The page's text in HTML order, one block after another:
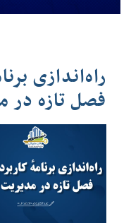
راه‌اندازی
فصل تازه